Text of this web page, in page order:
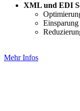
XML und EDI
Einsparung
Mehr Infos